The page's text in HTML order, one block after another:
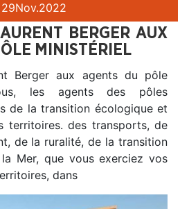
29Nov.2022
BERGER AUX
MINISTÉRIEL
Berger aux agents du pôle
les agents des pôles
de la transition écologique et
territoires. des transports, de
de la ruralité, de la transition
Mer, que vous exerciez vos
dans